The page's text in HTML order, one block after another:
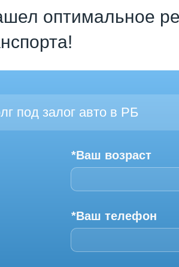
оптимальное
под залог авто в РБ
*Ваш возраст
*Ваш телефон